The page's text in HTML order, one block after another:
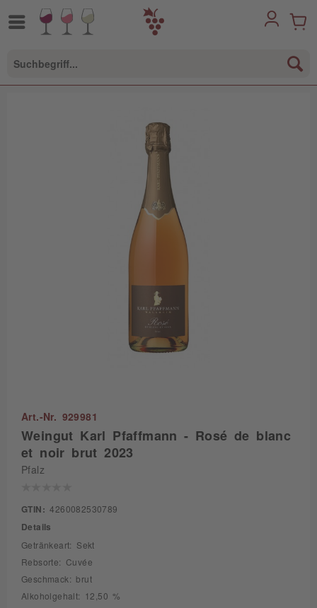
Art.-Nr. 929981
Weingut Karl Pfaffmann - Rosé de blanc
et noir brut 2023
Pfalz
GTIN: 4260082530789
Details
Getränkeart: Sekt
Rebsorte: Cuvée
Geschmack: brut
Alkoholgehalt: 12,50 %